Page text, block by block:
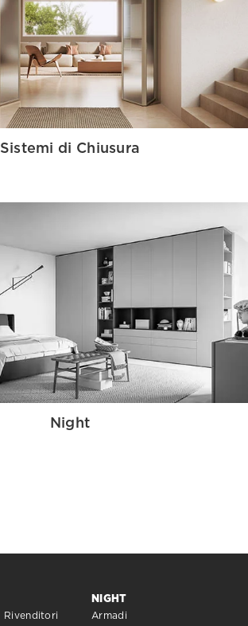
Sistemi di Chiusura
Night
Rivenditori
NIGHT
Armadi